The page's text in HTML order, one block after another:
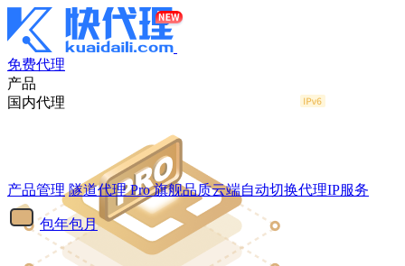
免费代理
产品
国内代理
产品管理 隧道代理Pro 旗舰品质云端自动切换代理IP服务
包年包月